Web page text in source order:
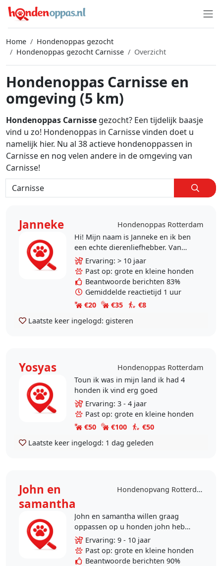
Home
Hondenoppas gezocht
Hondenoppas gezocht Carnisse
Overzicht
Hondenoppas Carnisse en
omgeving (5 km)
Hondenoppas Carnisse gezocht? Een tijdelijk baasje
vind u zo! Hondenoppas in Carnisse vinden doet u
namelijk hier. Nu al 38 actieve hondenoppassen in
Carnisse en nog velen andere in de omgeving van
Carnisse!
Janneke
Hondenoppas Rotterdam
Hi! Mijn naam is Janneke en ik ben
een echte dierenliefhebber. Van
kleins af aan hebben wij thuis altijd
honden gehad en toen ik ging
studeren paste..
Ervaring: > 10 jaar
Past op: grote en kleine honden
Beantwoorde berichten 83%
Gemiddelde reactietijd 1 uur
€20
€35
€8
Laatste keer ingelogd: gisteren
Yosyas
Hondenoppas Rotterdam
Toun ik was in mijn land ik had 4
honden ik vind erg goed
Ervaring: 3 - 4 jaar
Past op: grote en kleine honden
€50
€100
€50
Laatste keer ingelogd: 1 dag geleden
John en
samantha
Hondenopvang Rotterdam
John en samantha willen graag
oppassen op u honden john heb
gewerkt in hondenasiel en In
trainen centrum voor honden en
me stief ma had een..
Ervaring: 9 - 10 jaar
Past op: grote en kleine honden
Beantwoorde berichten 90%